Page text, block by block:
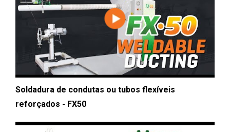
Soldadura de condutas ou tubos flexíveis
reforçados - FX50